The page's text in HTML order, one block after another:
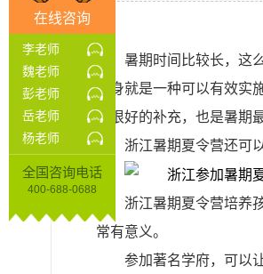
暑期时间比较长，这
本身就是一种可以有效实
种很好的补充，也是暑期
神，浙江暑期夏令营还可
浙江暑期夏令营培养
常有意义。
参加著名学府，可以
在线咨询
李老师
魏老师
彭老师
岳老师
杨老师
全国咨询电话
400-688-0688